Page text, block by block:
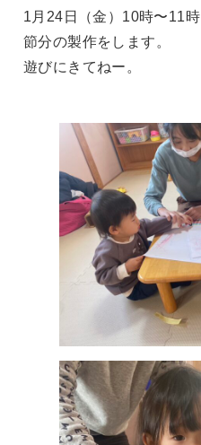
1月24日（金）10時〜11時
節分の製作をします。
遊びにきてねー。